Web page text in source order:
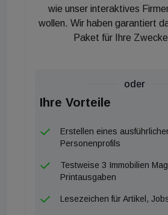
attraktiv für grenzüberschreitende
Logistikdienstleistungen.
wie unser interaktives
wollen. Wir haben garantiert
Paket für Ihre
oder
Ihre Vorteile
Erstellen eines
Personenprofils
Testweise 3 Immobilien
Printausgaben
Lesezeichen für Artikel,